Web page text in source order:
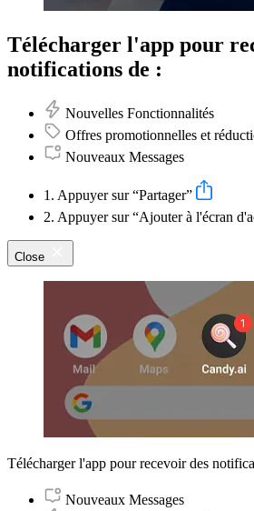
Télécharger l'app pour
notifications de :
Nouvelles Fonctionnalités
Offres promotionnelles et
Nouveaux Messages
1. Appuyer sur “Partager”
2. Appuyer sur “Ajouter à l'écran
Close
Télécharger l'app pour recevoir des
Nouveaux Messages